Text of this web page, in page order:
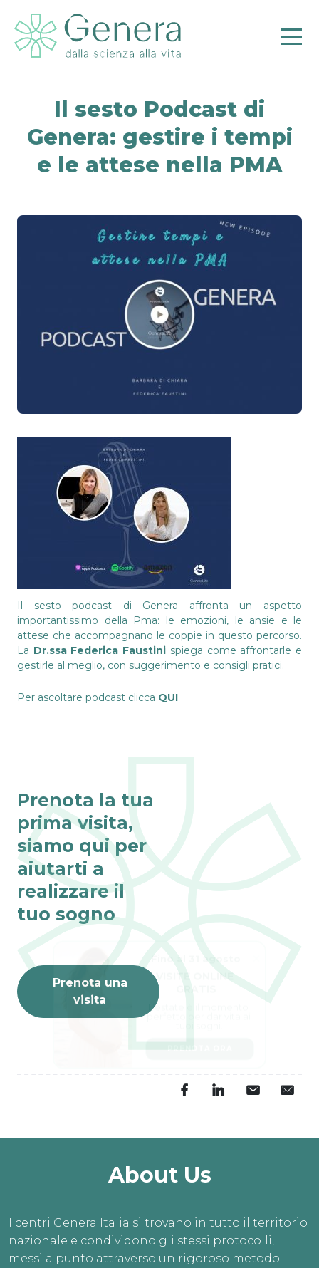
Il sesto Podcast di
Genera: gestire i tempi
e le attese nella PMA
Il sesto podcast di Genera affronta un aspetto
importantissimo della Pma: le emozioni, le ansie e le
attese che accompagnano le coppie in questo percorso.
La Dr.ssa Federica Faustini spiega come affrontarle e
gestirle al meglio, con suggerimento e consigli pratici.
Per ascoltare podcast clicca QUI
Prenota la tua
prima visita,
siamo qui per
aiutarti a
realizzare il
tuo sogno
Prenota una
visita
About Us
I centri Genera Italia si trovano in tutto il territorio
nazionale e condividono gli stessi protocolli,
messi a punto attraverso un rigoroso metodo
VISITE ONLINE
GRATIS
L’estate è il momento
perfetto per dar vita ai
PRENOTA ORA
Fino al 31 agosto